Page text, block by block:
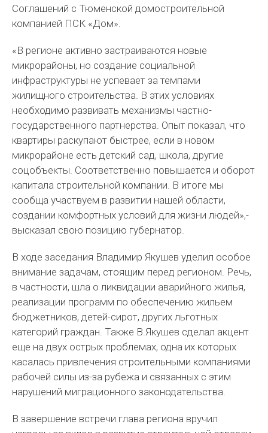
Соглашений с Тюменской домостроительной
компанией ПСК «Дом».
«В регионе активно застраиваются новые
микрорайоны, но создание социальной
инфраструктуры не успевает за темпами
жилищного строительства. В этих условиях
необходимо развивать механизмы частно-
государственного партнерства. Опыт показал, что
квартиры раскупают быстрее, если в новом
микрорайоне есть детский сад, школа, другие
соцобъекты. Соответственно повышается и оборот
капитала строительной компании. В итоге мы
сообща участвуем в развитии нашей области,
создании комфортных условий для жизни людей»,-
высказал свою позицию губернатор.
В ходе заседания Владимир Якушев уделил особое
внимание задачам, стоящим перед регионом. Речь,
в частности, шла о ликвидации аварийного жилья,
реализации программ по обеспечению жильем
бюджетников, детей-сирот, других льготных
категорий граждан. Также В.Якушев сделал акцент
еще на двух острых проблемах, одна их которых
касалась привлечения строительными компаниями
рабочей силы из-за рубежа и связанных с этим
нарушений миграционного законодательства.
В завершение встречи глава региона вручил